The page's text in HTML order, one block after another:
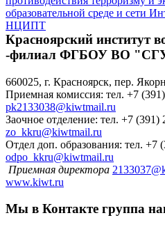
НЦИПТ
Красноярский институт
-филиал ФГБОУ ВО
660025, г. Красноярск, пер.
Приемная комиссия: тел. +7
pk2133038@kiwtmail.ru
Заочное отделение: тел. +7 (391)
zo_kkru@kiwtmail.ru
Отдел доп. образования: тел. +7
odpo_kkru@kiwtmail.ru
Приемная директора
www.kiwt.ru
Мы в Контакте группа